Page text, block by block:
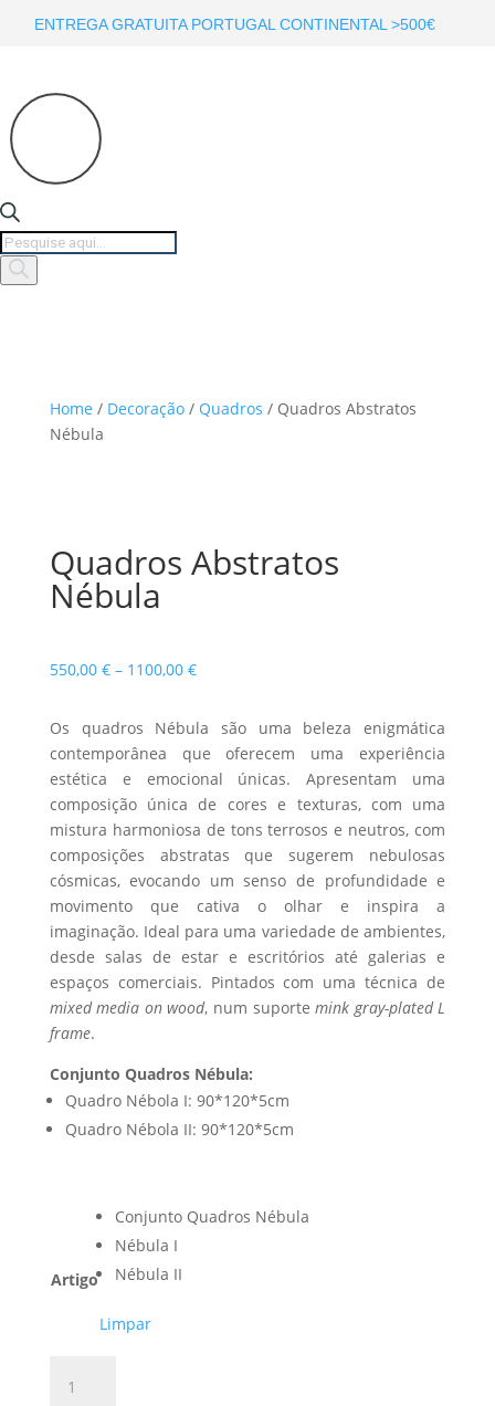
ENTREGA GRATUITA PORTUGAL CONTINENTAL >500€
Products
search
Home / Decoração/ Quadros / Quadros Abstratos
Nébula
Quadros Abstratos
Nébula
550,00 € – 1100,00 €Price
550,00 €
through
1100,00 €
Os quadros Nébula são uma beleza enigmática
contemporânea que oferecem uma experiência
estética e emocional únicas. Apresentam uma
composição única de cores e texturas, com uma
mistura harmoniosa de tons terrosos e neutros, com
composições abstratas que sugerem nebulosas
cósmicas, evocando um senso de profundidade e
movimento que cativa o olhar e inspira a
imaginação. Ideal para uma variedade de ambientes,
desde salas de estar e escritórios até galerias e
espaços comerciais. Pintados com uma técnica de
mixed media on wood, num suportemink gray-plated L
frame.
Conjunto Quadros Nébula:
Quadro Nébola I: 90*120*5cm
Quadro Nébola II: 90*120*5cm
Artigo
Conjunto Quadros Nébula
Nébula I
Nébula II
Limpar